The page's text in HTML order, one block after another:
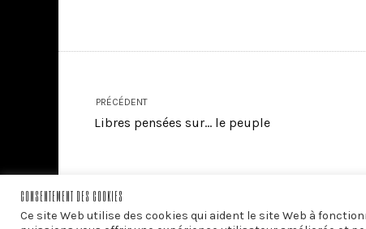
PRÉCÉDENT
Libres pensées sur… le peuple
CONSENTEMENT DES COOKIES
Ce site Web utilise des cookies qui aident le site Web à